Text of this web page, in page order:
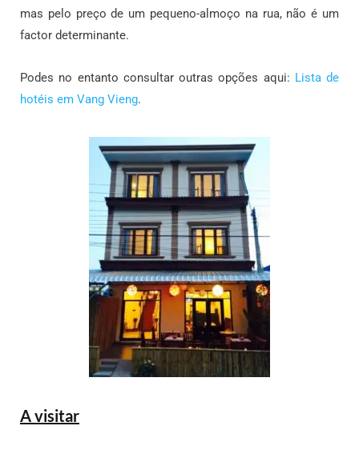
mas pelo preço de um pequeno-almoço na rua, não é um
factor determinante.
Podes no entanto consultar outras opções aqui: Lista de
hotéis em Vang Vieng.
A visitar